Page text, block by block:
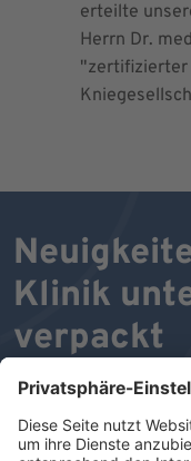
erteilte
Herrn Dr.
"zertifizierter
Klinik
verpackt
In unserem DR.
Ihnen Aktuelles,
unseren